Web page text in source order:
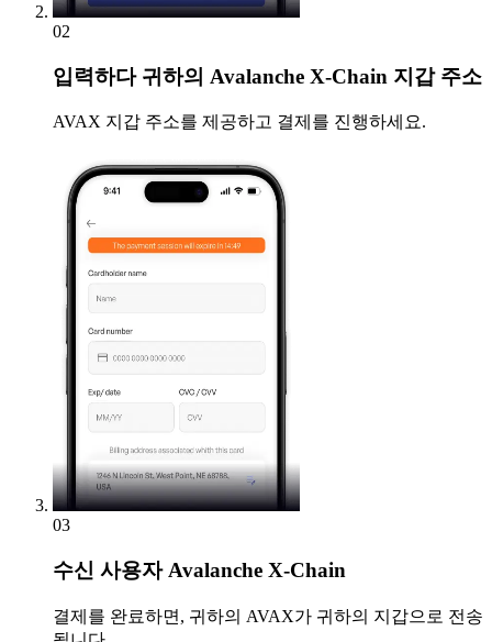
02
입력하다귀하의 Avalanche X-Chain 지갑 주소
AVAX 지갑 주소를 제공하고 결제를 진행하세요.
03
수신 사용자 Avalanche X-Chain
결제를 완료하면, 귀하의 AVAX가 귀하의 지갑으로 전송